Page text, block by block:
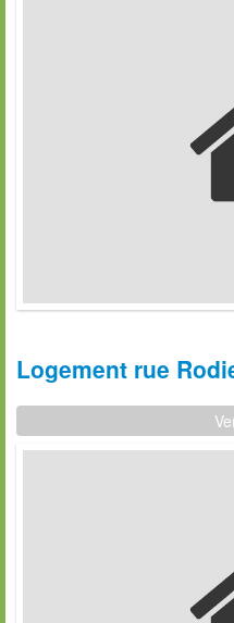
Logement rue